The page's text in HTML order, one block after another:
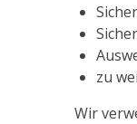
zu
Wir